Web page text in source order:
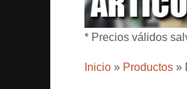
* Precios válidos
Inicio » Productos »